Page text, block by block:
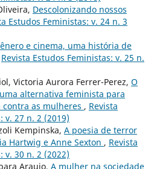
Descolonizando nossos
Estudos Feministas: v. 24 n. 3
e cinema, uma história de
Revista Estudos Feministas: v. 25 n.
Victoria Aurora Ferrer-Perez, O
alternativa feminista para
as mulheres , Revista
v. 27 n. 2 (2019)
Kempinska, A poesia de terror
Hartwig e Anne Sexton , Revista
v. 30 n. 2 (2022)
Araujo, A mulher na sociedade